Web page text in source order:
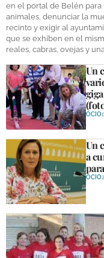
en el portal de Belén para
animales, denunciar la
recinto y exigir al
que se exhiben en el
reales, cabras, ovejas y
Un
OCIO
Un
a
OCIO